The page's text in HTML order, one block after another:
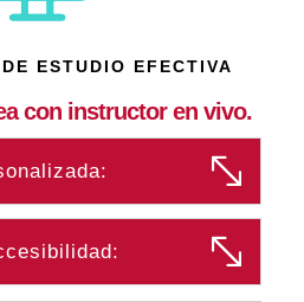
ESTUDIO EFECTIVA
con instructor en vivo.